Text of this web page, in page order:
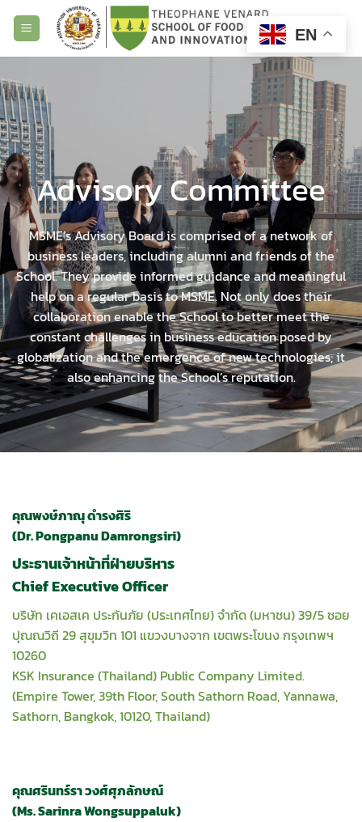
Advisory Committee
MSME’s Advisory Board is comprised of a network of
business leaders, including alumni and friends of the
School. They provide informed guidance and meaningful
help on a regular basis to MSME. Not only does their
collaboration enable the School to better meet the
constant challenges in business education posed by
globalization and the emergence of new technologies; it
also enhancing the School’s reputation.
คุณพงษ์ภาณุ ดำรงศิริ
(Dr. Pongpanu Damrongsiri)
ประธานเจ้าหน้าที่ฝ่ายบริหาร
Chief Executive Officer
บริษัท เคเอสเค ประกันภัย (ประเทศไทย) จำกัด (มหาชน) 39/5 ซอย
ปุณณวิถี 29 สุขุมวิท 101 แขวงบางจาก เขตพระโขนง กรุงเทพฯ
10260
KSK Insurance (Thailand) Public Company Limited.
(Empire Tower, 39th Floor, South Sathorn Road, Yannawa,
Sathorn, Bangkok, 10120, Thailand)
คุณศรินทร์รา วงศ์ศุภลักษณ์
(Ms. Sarinra Wongsuppaluk)
EN